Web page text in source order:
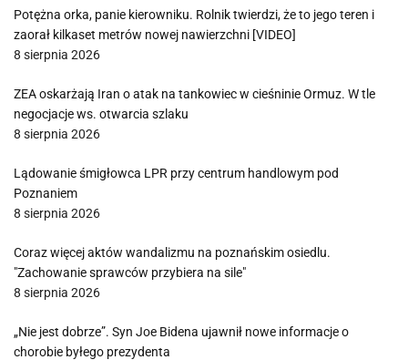
Potężna orka, panie kierowniku. Rolnik twierdzi, że to jego teren i
zaorał kilkaset metrów nowej nawierzchni [VIDEO]
8 sierpnia 2026
ZEA oskarżają Iran o atak na tankowiec w cieśninie Ormuz. W tle
negocjacje ws. otwarcia szlaku
8 sierpnia 2026
Lądowanie śmigłowca LPR przy centrum handlowym pod
Poznaniem
8 sierpnia 2026
Coraz więcej aktów wandalizmu na poznańskim osiedlu.
"Zachowanie sprawców przybiera na sile"
8 sierpnia 2026
„Nie jest dobrze”. Syn Joe Bidena ujawnił nowe informacje o
chorobie byłego prezydenta